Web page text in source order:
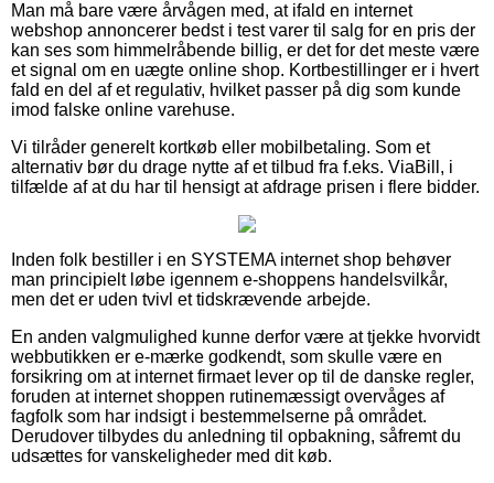
Man må bare være årvågen med, at ifald en internet
webshop annoncerer bedst i test varer til salg for en pris der
kan ses som himmelråbende billig, er det for det meste være
et signal om en uægte online shop. Kortbestillinger er i hvert
fald en del af et regulativ, hvilket passer på dig som kunde
imod falske online varehuse.
Vi tilråder generelt kortkøb eller mobilbetaling. Som et
alternativ bør du drage nytte af et tilbud fra f.eks. ViaBill, i
tilfælde af at du har til hensigt at afdrage prisen i flere bidder.
Inden folk bestiller i en SYSTEMA internet shop behøver
man principielt løbe igennem e-shoppens handelsvilkår,
men det er uden tvivl et tidskrævende arbejde.
En anden valgmulighed kunne derfor være at tjekke hvorvidt
webbutikken er e-mærke godkendt, som skulle være en
forsikring om at internet firmaet lever op til de danske regler,
foruden at internet shoppen rutinemæssigt overvåges af
fagfolk som har indsigt i bestemmelserne på området.
Derudover tilbydes du anledning til opbakning, såfremt du
udsættes for vanskeligheder med dit køb.